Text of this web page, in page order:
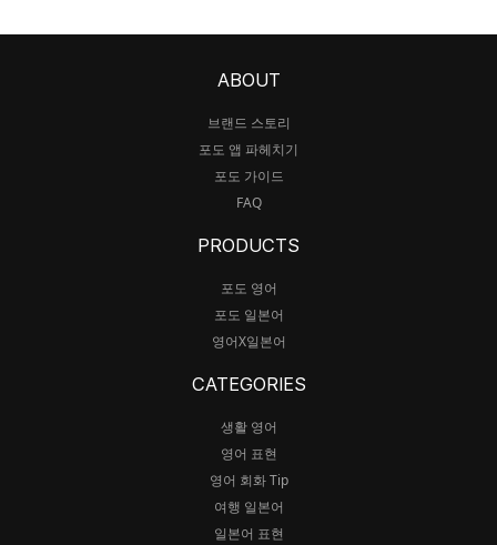
ABOUT
브랜드 스토리
포도 앱 파헤치기
포도 가이드
FAQ
PRODUCTS
포도 영어
포도 일본어
영어X일본어
CATEGORIES
생활 영어
영어 표현
영어 회화 Tip
여행 일본어
일본어 표현